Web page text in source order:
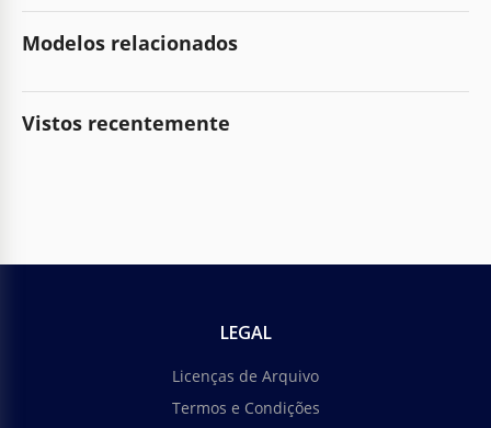
Modelos relacionados
Vistos recentemente
LEGAL
Licenças de Arquivo
Termos e Condições